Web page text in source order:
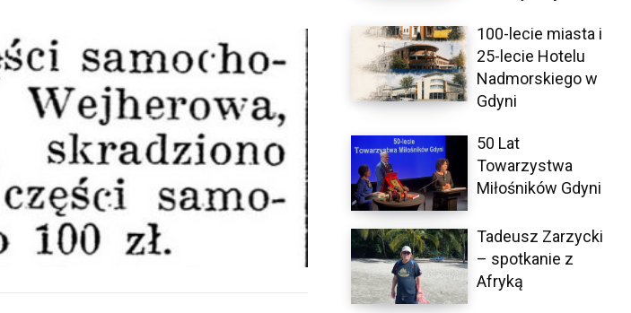
100-lecie miasta i
25-lecie Hotelu
Nadmorskiego w
Gdyni
50 Lat
Towarzystwa
Miłośników Gdyni
Tadeusz Zarzycki
– spotkanie z
Afryką